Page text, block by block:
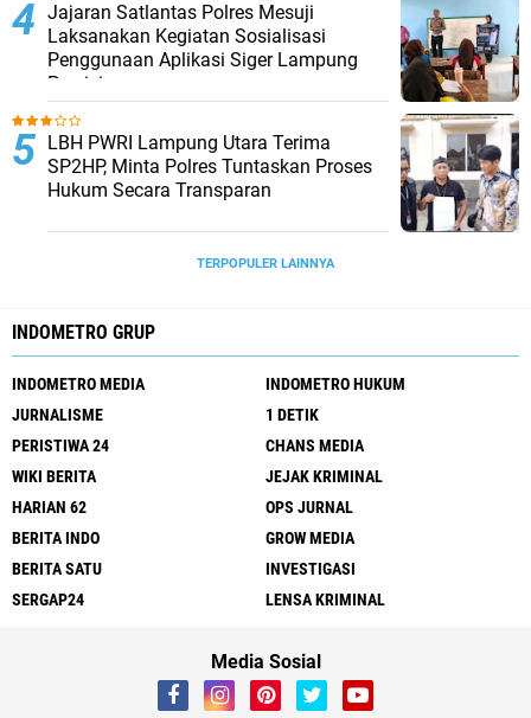
Jajaran Satlantas Polres Mesuji
Laksanakan Kegiatan Sosialisasi
Penggunaan Aplikasi Siger Lampung
Presisi
LBH PWRI Lampung Utara Terima
SP2HP, Minta Polres Tuntaskan Proses
Hukum Secara Transparan
TERPOPULER LAINNYA
INDOMETRO GRUP
INDOMETRO MEDIA
INDOMETRO HUKUM
JURNALISME
1 DETIK
PERISTIWA 24
CHANS MEDIA
WIKI BERITA
JEJAK KRIMINAL
HARIAN 62
OPS JURNAL
BERITA INDO
GROW MEDIA
BERITA SATU
INVESTIGASI
SERGAP24
LENSA KRIMINAL
Media Sosial